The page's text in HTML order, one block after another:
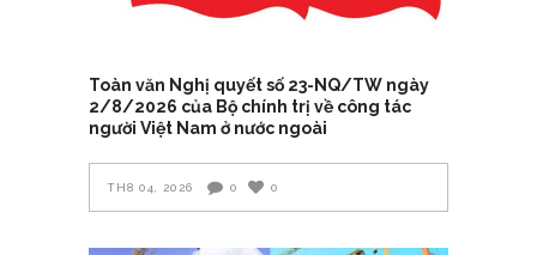
Toàn văn Nghị quyết số 23-NQ/TW ngày
2/8/2026 của Bộ chính trị về công tác
người Việt Nam ở nước ngoài
TH8 04, 2026 0 0